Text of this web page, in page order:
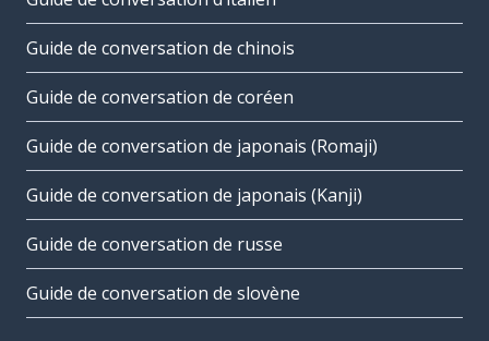
Guide de conversation de chinois
Guide de conversation de coréen
Guide de conversation de japonais (Romaji)
Guide de conversation de japonais (Kanji)
Guide de conversation de russe
Guide de conversation de slovène